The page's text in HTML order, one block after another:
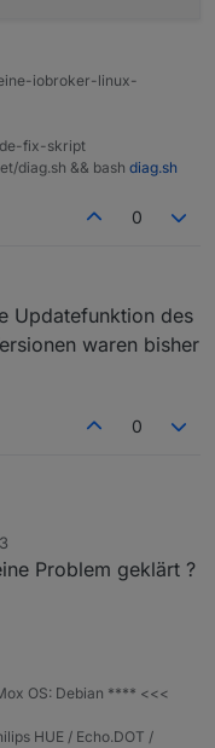
iobroker-linux-
fix-skript
diag.sh && bash diag.sh
0
Updatefunktion des
waren bisher
0
wird nicht gefunden.
Problem geklärt ?
OS: Debian **** <<<
HUE / Echo.DOT /